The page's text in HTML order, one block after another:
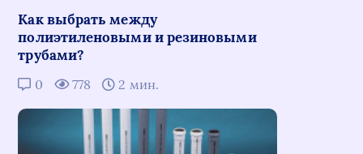
Как выбрать между
полиэтиленовыми и резиновыми
трубами?
0 778 2 мин.